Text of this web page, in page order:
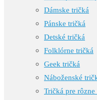
Dámske tričká
Pánske tričká
Detské tričká
Folklórne tričká
Geek tričká
Náboženské
Tričká pre rôzne